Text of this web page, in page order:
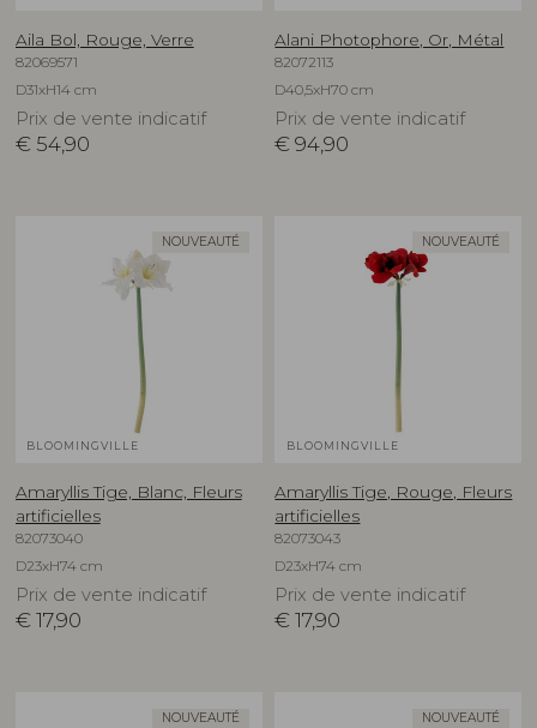
Aila Bol, Rouge, Verre
82069571
D31xH14 cm
Prix de vente indicatif
€ 54,90
Alani Photophore, Or, Métal
82072113
D40,5xH70 cm
Prix de vente indicatif
€ 94,90
NOUVEAUTÉ
BLOOMINGVILLE
Amaryllis Tige, Blanc, Fleurs
artificielles
82073040
D23xH74 cm
Prix de vente indicatif
€ 17,90
NOUVEAUTÉ
BLOOMINGVILLE
Amaryllis Tige, Rouge, Fleurs
artificielles
82073043
D23xH74 cm
Prix de vente indicatif
€ 17,90
NOUVEAUTÉ NOUVEAUTÉ